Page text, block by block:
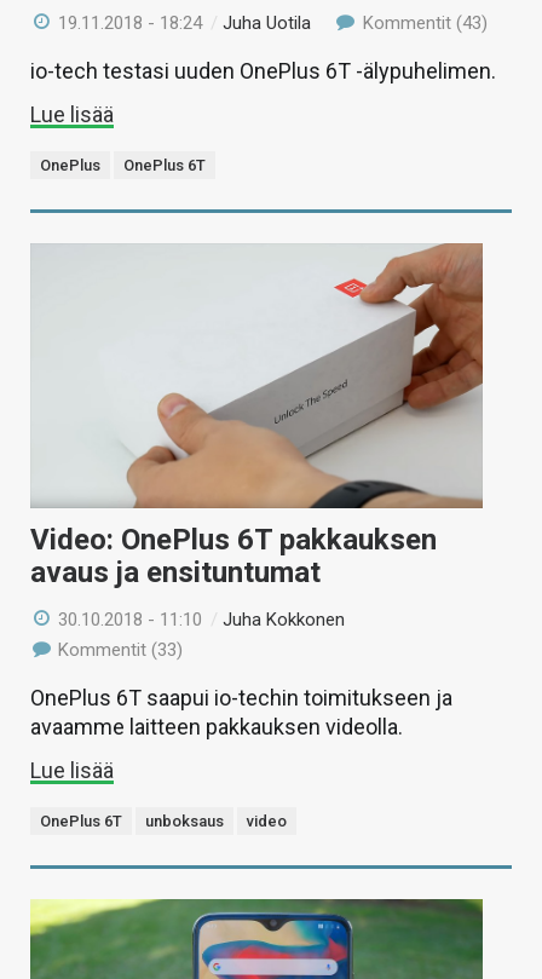
19.11.2018 - 18:24 /Juha Uotila Kommentit (43)
io-tech testasi uuden OnePlus 6T -älypuhelimen.
Lue lisää
OnePlus OnePlus 6T
Video: OnePlus 6T pakkauksen
avaus ja ensituntumat
30.10.2018 - 11:10 /Juha Kokkonen
Kommentit (33)
OnePlus 6T saapui io-techin toimitukseen ja
avaamme laitteen pakkauksen videolla.
Lue lisää
OnePlus 6T unboksaus video